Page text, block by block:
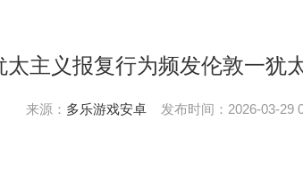
太主义报复行为频发伦敦一犹
来源： 多乐游戏安卓 发布时间：2026-03-29